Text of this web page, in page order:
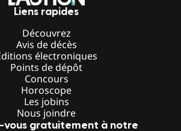
Liens rapides
Découvrez
Avis de décès
électroniques
Points de dépôt
Concours
Horoscope
Les jobins
Nous joindre
vous gratuitement à notre